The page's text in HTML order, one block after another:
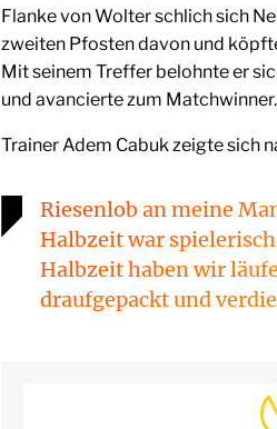
Flanke von Wolter schlich sich
zweiten Pfosten davon und
Mit seinem Treffer belohnte er
und avancierte zum Matchwinner.
Trainer Adem Cabuk zeigte sich
Riesenlob an meine
Halbzeit war
Halbzeit haben wir
draufgepackt und